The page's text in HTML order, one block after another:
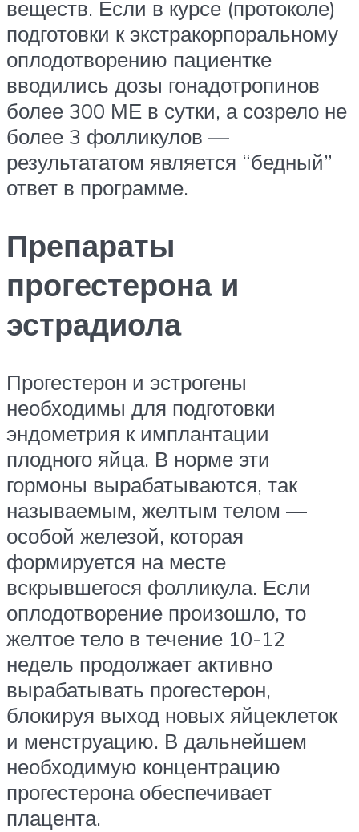
веществ. Если в курсе (протоколе)
подготовки к экстракорпоральному
оплодотворению пациентке
вводились дозы гонадотропинов
более 300 МЕ в сутки, а созрело не
более 3 фолликулов —
результататом является “бедный”
ответ в программе.
Препараты
прогестерона и
эстрадиола
Прогестерон и эстрогены
необходимы для подготовки
эндометрия к имплантации
плодного яйца. В норме эти
гормоны вырабатываются, так
называемым, желтым телом —
особой железой, которая
формируется на месте
вскрывшегося фолликула. Если
оплодотворение произошло, то
желтое тело в течение 10-12
недель продолжает активно
вырабатывать прогестерон,
блокируя выход новых яйцеклеток
и менструацию. В дальнейшем
необходимую концентрацию
прогестерона обеспечивает
плацента.